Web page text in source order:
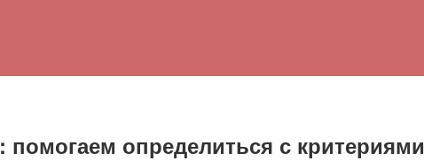
определиться с критериями